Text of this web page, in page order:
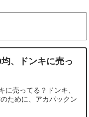
、ドンキに売っ
に売ってる？ドンキ、
ために、アカパックン